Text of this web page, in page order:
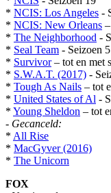
* NCIS: Los Angeles -
* NCIS: New Orleans
* The Neighborhood -
* Seal Team - Seizoen 5
* Survivor– tot en met
* S.W.A.T. (2017) -
* Tough As Nails – tot
* United States of Al -
* Young Sheldon – tot
- Gecanceld:
* All Rise
* MacGyver (2016)
* The Unicorn
FOX